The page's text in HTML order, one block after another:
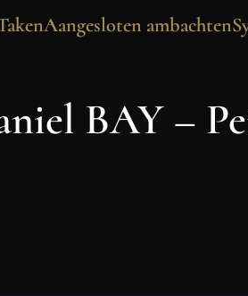
Aangesloten ambachten
BAY –